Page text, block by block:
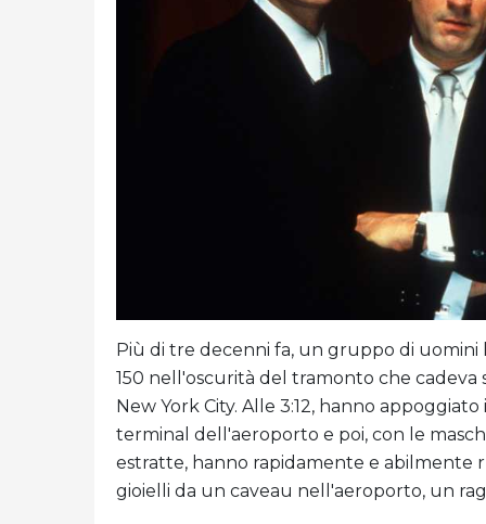
Più di tre decenni fa, un gruppo di
150 nell'oscurità del tramonto che
New York City. Alle 3:12, hanno
terminal dell'aeroporto e poi, con le
estratte, hanno rapidamente e abilmente
gioielli da un caveau nell'aeroporto, un